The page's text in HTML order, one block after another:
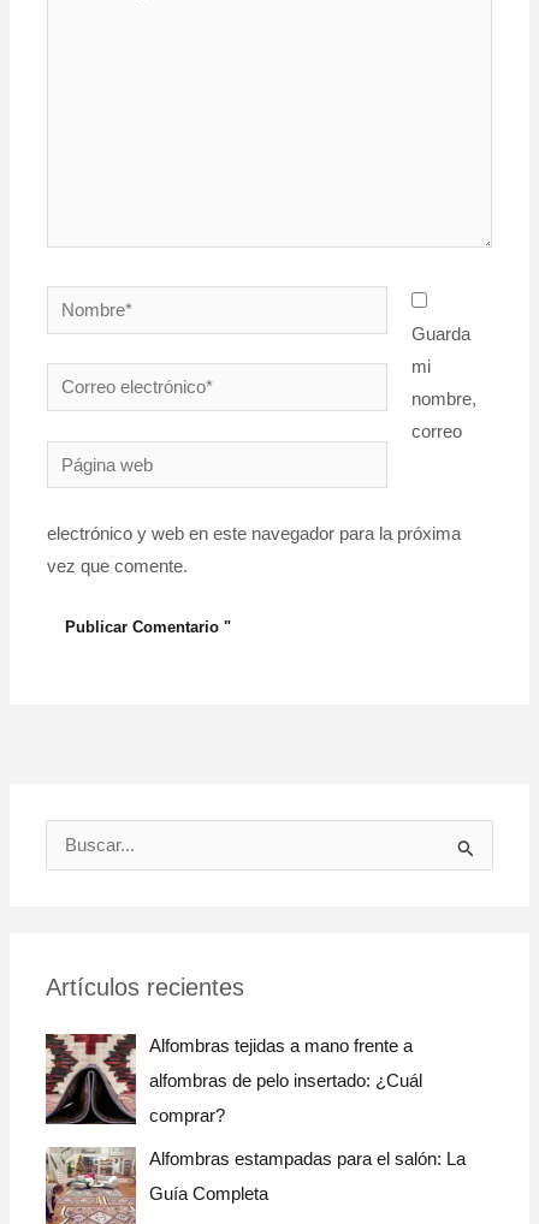
Nombre*
Correo
electrónico*
Página
web
Guarda
mi
nombre,
correo
electrónico y web en este navegador para la próxima
vez que comente.
a
Artículos recientes
Alfombras tejidas a mano frente a
alfombras de pelo insertado: ¿Cuál
comprar?
Alfombras estampadas para el salón: La
Guía Completa